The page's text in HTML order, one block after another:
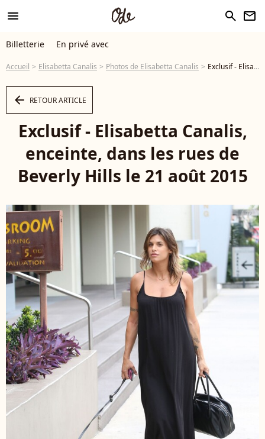
menu search newsletter
Billetterie En privé avec
Accueil Elisabetta Canalis Photos de Elisabetta Canalis Exclusif - Elisabetta Canalis, enceinte, dans les rues de Beverly Hills le 21 août 2015 - Photo
arrow_left RETOUR ARTICLE
Exclusif - Elisabetta Canalis,
enceinte, dans les rues de
Beverly Hills le 21 août 2015